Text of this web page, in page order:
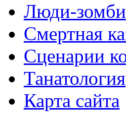
Люди-зомби
Смертная
Сценарии
Танатология
Карта сайта